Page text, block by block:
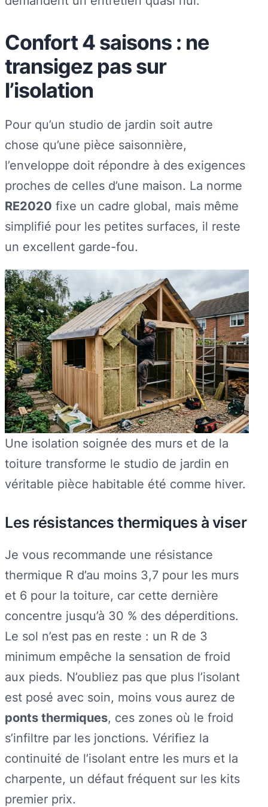
Confort 4 saisons : ne
transigez pas sur
l’isolation
Pour qu’un studio de jardin soit autre
chose qu’une pièce saisonnière,
l’enveloppe doit répondre à des exigences
proches de celles d’une maison. La norme
RE2020 fixe un cadre global, mais même
simplifié pour les petites surfaces, il reste
un excellent garde-fou.
Une isolation soignée des murs et de la
toiture transforme le studio de jardin en
véritable pièce habitable été comme hiver.
Les résistances thermiques à viser
Je vous recommande une résistance
thermique R d’au moins 3,7 pour les murs
et 6 pour la toiture, car cette dernière
concentre jusqu’à 30 % des déperditions.
Le sol n’est pas en reste : un R de 3
minimum empêche la sensation de froid
aux pieds. N’oubliez pas que plus l’isolant
est posé avec soin, moins vous aurez de
ponts thermiques, ces zones où le froid
s’infiltre par les jonctions. Vérifiez la
continuité de l’isolant entre les murs et la
charpente, un défaut fréquent sur les kits
premier prix.